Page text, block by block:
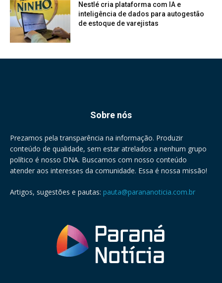
Nestlé cria plataforma com IA e
inteligência de dados para autogestão
de estoque de varejistas
Sobre nós
Prezamos pela transparência na informação. Produzir
conteúdo de qualidade, sem estar atrelados a nenhum grupo
político é nosso DNA. Buscamos com nosso conteúdo
atender aos interesses da comunidade. Essa é nossa missão!
Artigos, sugestões e pautas: pauta@parananoticia.com.br